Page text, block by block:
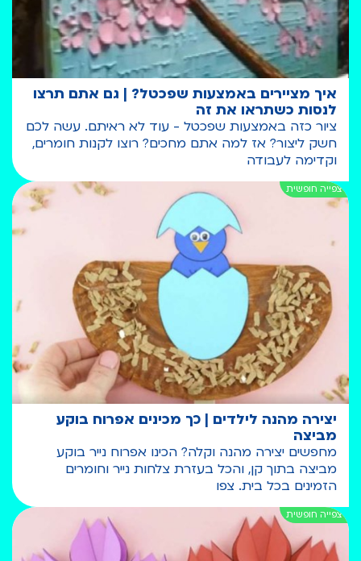
איך מציירים באמצעות שפכטל? | גם אתם תרצו
לנסות כשתראו את זה
ציור כזה באמצעות שפכטל - עוד לא ראיתם. עשה לכם
חשק ליצור? אז למה אתם מחכים? רוצו לקנות חומרים,
וקדימה לעבודה
יצירה מהנה לילדים | כך מכינים אפרוח בוקע
מביצה
מחפשים יצירה מהנה וקלה? הכינו אפרוח נייר בוקע
מביצה בתוך קן, והכל בעזרת צלחות נייר וחומרים
הזמינים בכל בית. צפו